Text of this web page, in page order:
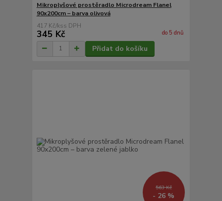
Mikroplyšové prostěradlo Microdream Flanel
90x200cm – barva olivová
417 Kč/ks
345 Kč do 5 dnů
Přidat do košíku
563 Kč
- 26 %